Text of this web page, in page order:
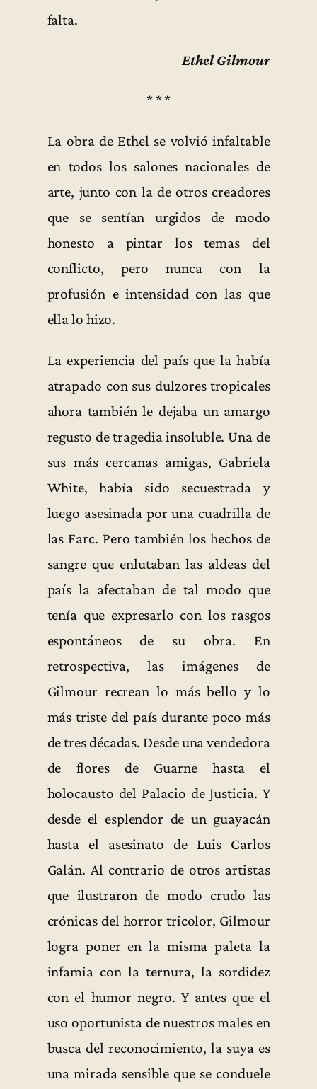
falta.
Ethel Gilmour
* * *
La obra de Ethel se volvió infaltable
en todos los salones nacionales de
arte, junto con la de otros creadores
que se sentían urgidos de modo
honesto a pintar los temas del
conflicto, pero nunca con la
profusión e intensidad con las que
ella lo hizo.
La experiencia del país que la había
atrapado con sus dulzores tropicales
ahora también le dejaba un amargo
regusto de tragedia insoluble. Una de
sus más cercanas amigas, Gabriela
White, había sido secuestrada y
luego asesinada por una cuadrilla de
las Farc. Pero también los hechos de
sangre que enlutaban las aldeas del
país la afectaban de tal modo que
tenía que expresarlo con los rasgos
espontáneos de su obra. En
retrospectiva, las imágenes de
Gilmour recrean lo más bello y lo
más triste del país durante poco más
de tres décadas. Desde una vendedora
de flores de Guarne hasta el
holocausto del Palacio de Justicia. Y
desde el esplendor de un guayacán
hasta el asesinato de Luis Carlos
Galán. Al contrario de otros artistas
que ilustraron de modo crudo las
crónicas del horror tricolor, Gilmour
logra poner en la misma paleta la
infamia con la ternura, la sordidez
con el humor negro. Y antes que el
uso oportunista de nuestros males en
busca del reconocimiento, la suya es
una mirada sensible que se conduele